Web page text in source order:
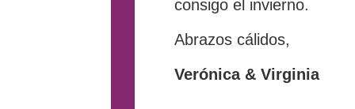
consigo el invierno.
Abrazos cálidos,
Verónica & Virginia